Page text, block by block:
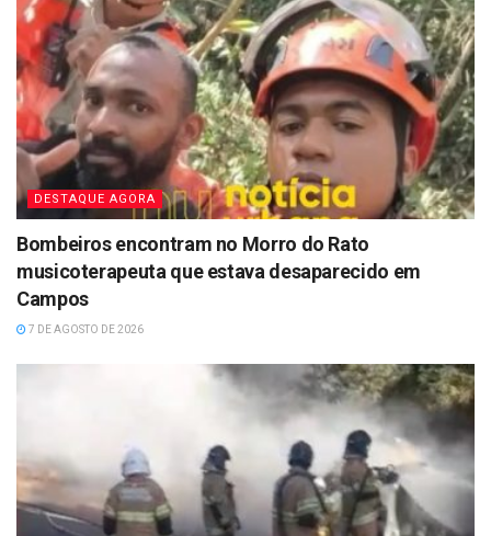
DESTAQUE AGORA
Bombeiros encontram no Morro do Rato
musicoterapeuta que estava desaparecido em
Campos
7 DE AGOSTO DE 2026